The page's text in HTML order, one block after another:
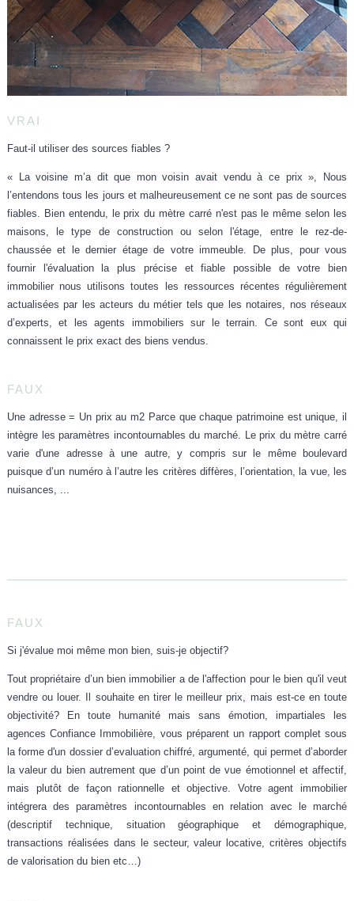
VRAI
Faut-il utiliser des sources fiables ?
« La voisine m’a dit que mon voisin avait vendu à ce prix », Nous
l’entendons tous les jours et malheureusement ce ne sont pas de sources
fiables. Bien entendu, le prix du mètre carré n'est pas le même selon les
maisons, le type de construction ou selon l'étage, entre le rez-de-
chaussée et le dernier étage de votre immeuble. De plus, pour vous
fournir l'évaluation la plus précise et fiable possible de votre bien
immobilier nous utilisons toutes les ressources récentes régulièrement
actualisées par les acteurs du métier tels que les notaires, nos réseaux
d’experts, et les agents immobiliers sur le terrain. Ce sont eux qui
connaissent le prix exact des biens vendus.
FAUX
Une adresse = Un prix au m2 Parce que chaque patrimoine est unique, il
intègre les paramètres incontournables du marché. Le prix du mètre carré
varied'une adresse à une autre, y compris sur le même boulevard
puisque d’un numéro à l’autre les critères diffères, l’orientation, la vue, les
nuisances, ...
FAUX
Si j'évalue moi même mon bien, suis-je objectif?
Tout propriétaire d’un bien immobilier a de l'affection pour le bien qu'il veut
vendre ou louer. Il souhaite en tirer le meilleur prix, mais est-ce en toute
objectivité? En toute
humanité mais sans émotion, impartiales les
agences Confiance Immobilière, vous préparent un rapport complet sous
la forme d'un dossier d’evaluation chiffré, argumenté, qui permet d’aborder
la valeur du bien autrement que d’un point de vue émotionnel et affectif,
mais plutôt de façonrationnelle et objective. Votre agent immobilier
intégrera desparamètres incontournables en relation avec le marché
(descriptif technique, situation géographique et démographique,
transactions réalisées dans le secteur, valeur locative, critères objectifs
de valorisation du bien etc…)